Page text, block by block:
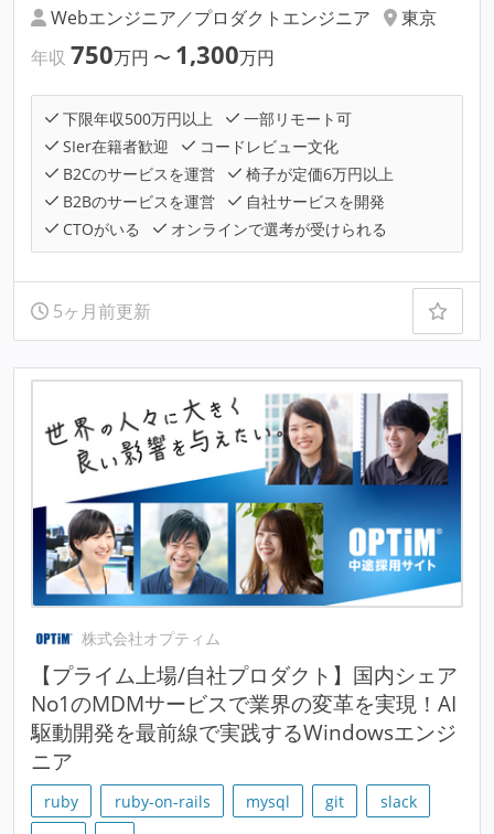
Webエンジニア／プロダクトエンジニア
東京
年収 750万円 〜 1,300万円
下限年収500万円以上
一部リモート可
SIer在籍者歓迎
コードレビュー文化
B2Cのサービスを運営
椅子が定価6万円以上
B2Bのサービスを運営
自社サービスを開発
CTOがいる
オンラインで選考が受けられる
5ヶ月前更新
株式会社オプティム
【プライム上場/自社プロダクト】国内シェア
No1のMDMサービスで業界の変革を実現！AI
駆動開発を最前線で実践するWindowsエンジ
ニア
ruby ruby-on-rails mysql git
slack